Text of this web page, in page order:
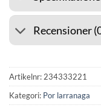
Recensioner
Artikelnr: 234333221
Kategori: Por larranaga